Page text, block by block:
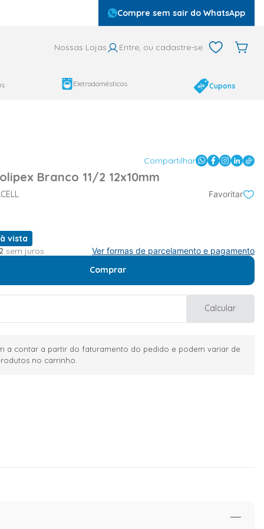
Compre sem sair do WhatsApp
Nossas Lojas Entre, ou cadastre-se
Eletrodomésticos Cupons
Compartilhar
Branco 11/2 12x10mm
Favoritar
vista
sem juros Ver formas de parcelamento e pagamento
Comprar
Calcular
a contar a partir do faturamento do pedido e podem variar de
no carrinho.